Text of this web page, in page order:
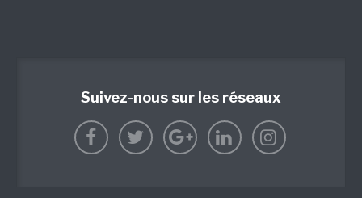
Suivez-nous sur les réseaux